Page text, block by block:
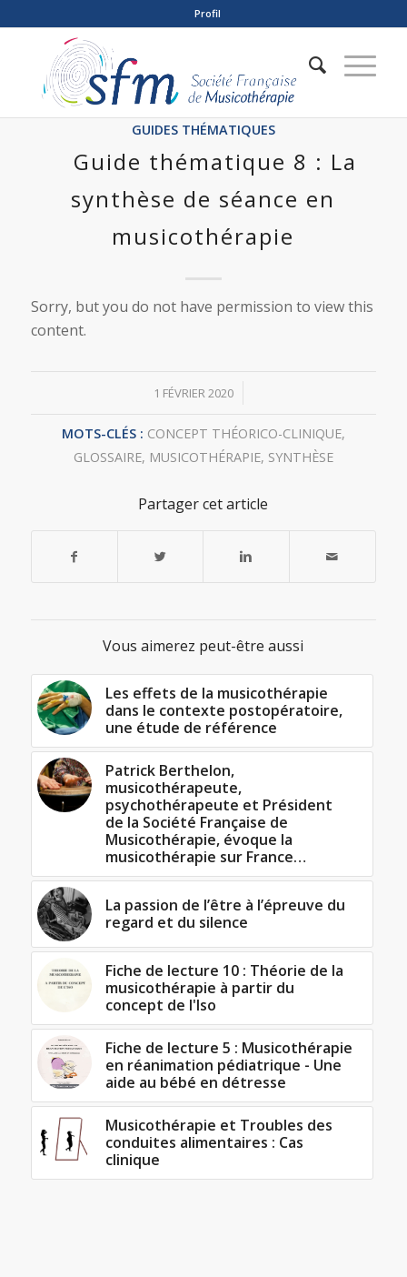
Profil
GUIDES THÉMATIQUES
Guide thématique 8 : La
synthèse de séance en
musicothérapie
Sorry, but you do not have permission to view this
content.
1 FÉVRIER 2020
/
MOTS-CLÉS : CONCEPT THÉORICO-CLINIQUE,
GLOSSAIRE, MUSICOTHÉRAPIE, SYNTHÈSE
Partager cet article
Vous aimerez peut-être aussi
Les effets de la musicothérapie
dans le contexte postopératoire,
une étude de référence
Patrick Berthelon,
musicothérapeute,
psychothérapeute et Président
de la Société Française de
Musicothérapie, évoque la
musicothérapie sur France…
La passion de l’être à l’épreuve du
regard et du silence
Fiche de lecture 10 : Théorie de la
musicothérapie à partir du
concept de l'Iso
Fiche de lecture 5 : Musicothérapie
en réanimation pédiatrique - Une
aide au bébé en détresse
Musicothérapie et Troubles des
conduites alimentaires : Cas
clinique